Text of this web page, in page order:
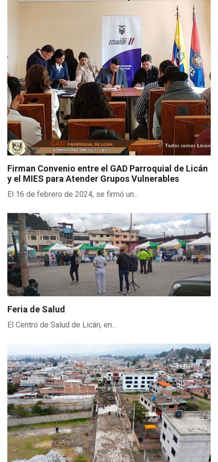
Firman Convenio entre el GAD Parroquial de Licán
y el MIES para Atender Grupos Vulnerables
El 16 de febrero de 2024, se firmó un...
Feria de Salud
El Centro de Salud de Licán, en...